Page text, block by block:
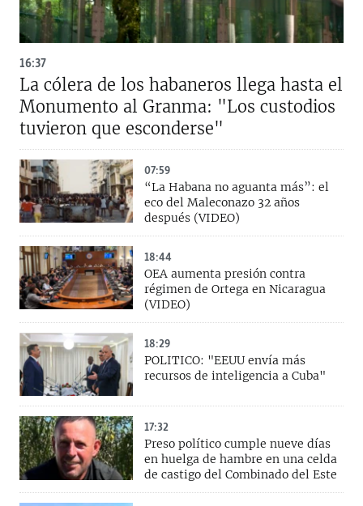
16:37
La cólera de los habaneros llega hasta el
Monumento al Granma: "Los custodios
tuvieron que esconderse"
07:59
“La Habana no aguanta más”: el
eco del Maleconazo 32 años
después (VIDEO)
18:44
OEA aumenta presión contra
régimen de Ortega en Nicaragua
(VIDEO)
18:29
POLITICO: "EEUU envía más
recursos de inteligencia a Cuba"
17:32
Preso político cumple nueve días
en huelga de hambre en una celda
de castigo del Combinado del Este